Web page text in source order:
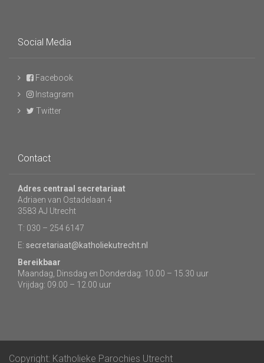
Social Media
Facebook
Instagram
Twitter
Contact
Adres centraal secretariaat
Adriaen van Ostadelaan 4
3583 AJ Utrecht
T: 030 – 254 6147
E: secretariaat@katholiekutrecht.nl
Bereikbaar
Maandag, Dinsdag en Donderdag: 10.00 – 15.30 uur
Vrijdag: 09.00 – 12.00 uur
Copyright: Katholieke Parochies Utrecht